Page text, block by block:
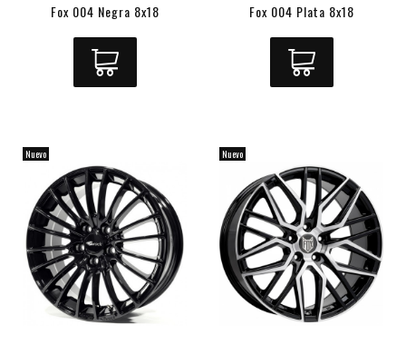
Fox 004 Negra 8x18 Fox 004 Plata 8x18
Nuevo Nuevo